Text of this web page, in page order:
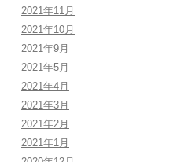
2021年11月
2021年10月
2021年9月
2021年5月
2021年4月
2021年3月
2021年2月
2021年1月